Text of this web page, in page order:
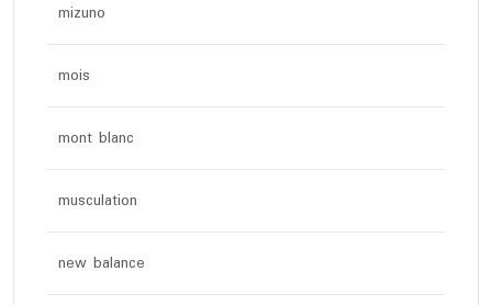
mizuno
mois
mont blanc
musculation
new balance